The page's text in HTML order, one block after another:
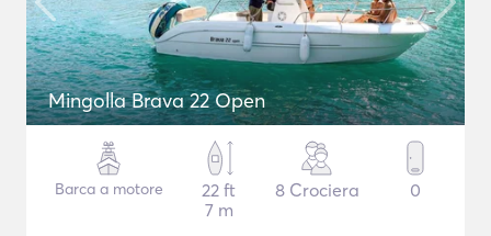
Mingolla Brava 22 Open
Barca a motore
22 ft
7 m
8 Crociera 0